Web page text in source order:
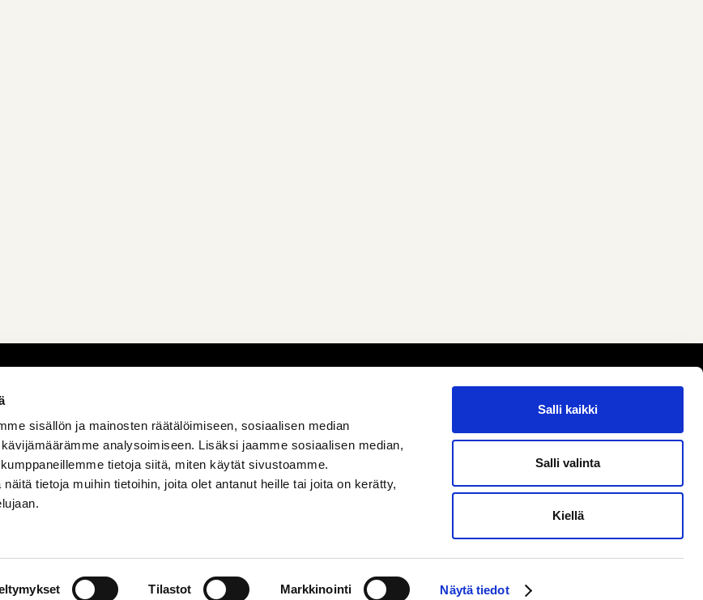
sisällön ja mainosten räätälöimiseen, sosiaalisen median
analysoimiseen. Lisäksi jaamme sosiaalisen median,
tietoja siitä, miten käytät sivustoamme.
tietoja muihin tietoihin, joita olet antanut heille tai joita on kerätty,
Tilastot Markkinointi Näytä tiedot
Salli kaikki
Salli valinta
Kiellä